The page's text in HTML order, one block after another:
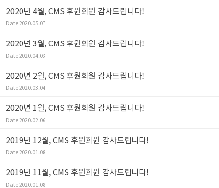
2020년 4월, CMS 후원회원 감사드립니다!
Date2020.05.07
2020년 3월, CMS 후원회원 감사드립니다!
Date2020.04.03
2020년 2월, CMS 후원회원 감사드립니다!
Date2020.03.04
2020년 1월, CMS 후원회원 감사드립니다!
Date2020.02.06
2019년 12월, CMS 후원회원 감사드립니다!
Date2020.01.08
2019년 11월, CMS 후원회원 감사드립니다!
Date2020.01.08